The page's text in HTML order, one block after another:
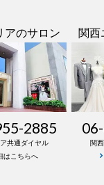
アのサロン
2885
共通ダイヤル
はこちらへ
関西
関